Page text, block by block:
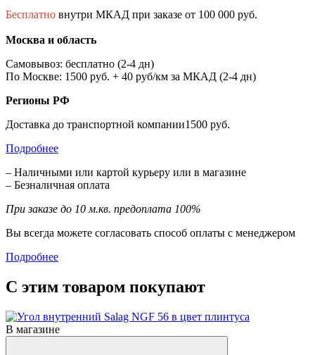
Бесплатно внутри МКАД при заказе от 100 000 руб.
Москва и область
Самовывоз: бесплатно (2-4 дн)
По Москве: 1500 руб. + 40 руб/км за МКАД (2-4 дн)
Регионы РФ
Доставка до транспортной компании1500 руб.
Подробнее
– Наличными или картой курьеру или в магазине
– Безналичная оплата
При заказе до 10 м.кв. предоплата 100%
Вы всегда можете согласовать способ оплаты с менеджером
Подробнее
С этим товаром покупают
В магазине